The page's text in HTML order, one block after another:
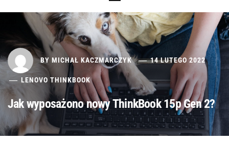
BY MICHAŁ KACZMARCZYK 14 LUTEGO 2022
LENOVO THINKBOOK
Jak wyposażono nowy ThinkBook 15p Gen 2?